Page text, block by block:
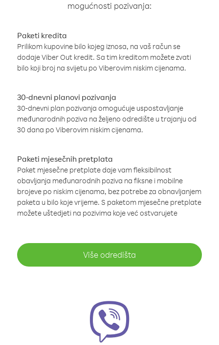
mogućnosti pozivanja:
Paketi kredita
Prilikom kupovine bilo kojeg iznosa, na vaš račun se
dodaje Viber Out kredit. Sa tim kreditom možete zvati
bilo koji broj na svijetu po Viberovim niskim cijenama.
30-dnevni planovi pozivanja
30-dnevni plan pozivanja omogućuje uspostavljanje
međunarodnih poziva na željeno odredište u trajanju od
30 dana po Viberovim niskim cijenama.
Paketi mjesečnih pretplata
Paket mjesečne pretplate daje vam fleksibilnost
obavljanja međunarodnih poziva na fiksne i mobilne
brojeve po niskim cijenama, bez potrebe za obnavljanjem
paketa u bilo koje vrijeme. S paketom mjesečne pretplate
možete uštedjeti na pozivima koje već ostvarujete
Više odredišta